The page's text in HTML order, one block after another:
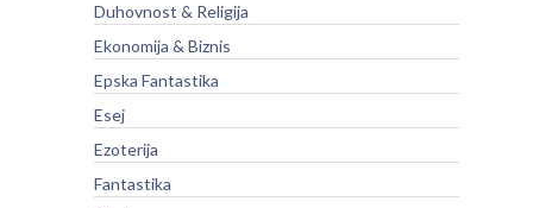
Duhovnost & Religija
Ekonomija & Biznis
Epska Fantastika
Esej
Ezoterija
Fantastika